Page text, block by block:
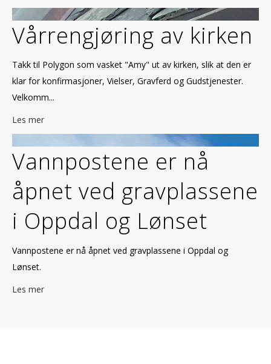
Vårrengjøring av kirken
Takk til Polygon som vasket "Amy" ut av kirken, slik at den er
klar for konfirmasjoner, Vielser, Gravferd og Gudstjenester.
Velkomm...
Les mer
Vannpostene er nå
åpnet ved gravplassene
i Oppdal og Lønset
Vannpostene er nå åpnet ved gravplassene i Oppdal og
Lønset.
Les mer